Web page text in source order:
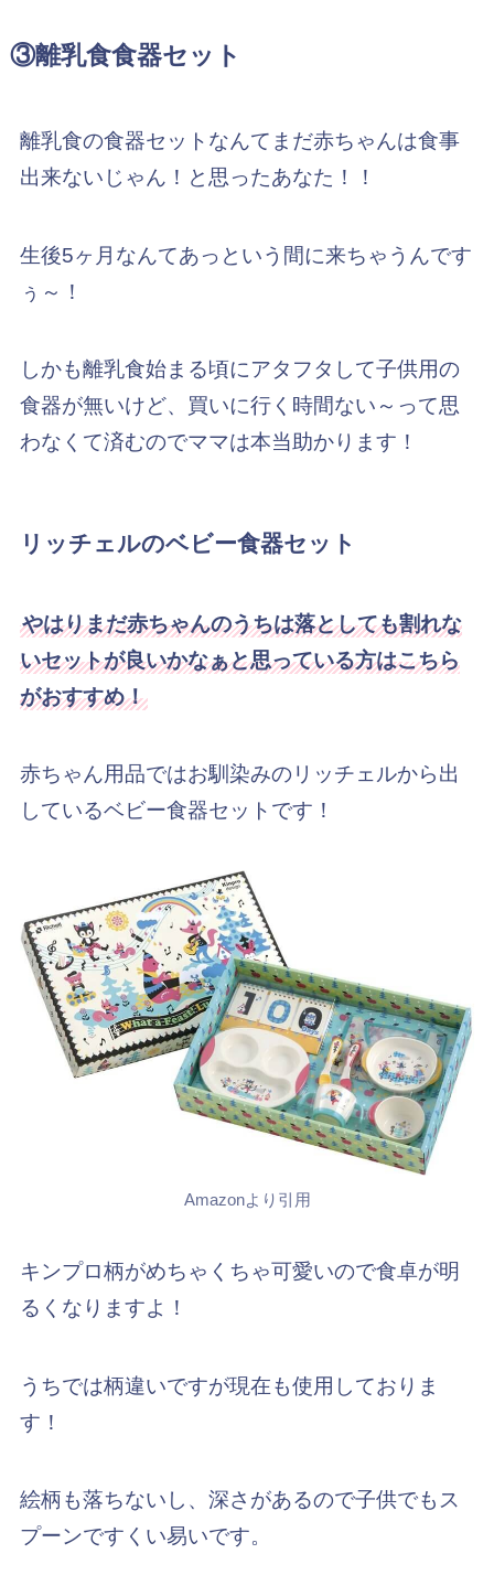
③離乳食食器セット
離乳食の食器セットなんてまだ赤ちゃんは食事
出来ないじゃん！と思ったあなた！！
生後5ヶ月なんてあっという間に来ちゃうんです
ぅ～！
しかも離乳食始まる頃にアタフタして子供用の
食器が無いけど、買いに行く時間ない～って思
わなくて済むのでママは本当助かります！
リッチェルのベビー食器セット
やはりまだ赤ちゃんのうちは落としても割れな
いセットが良いかなぁと思っている方はこちら
がおすすめ！
赤ちゃん用品ではお馴染みのリッチェルから出
しているベビー食器セットです！
Amazonより引用
キンプロ柄がめちゃくちゃ可愛いので食卓が明
るくなりますよ！
うちでは柄違いですが現在も使用しておりま
す！
絵柄も落ちないし、深さがあるので子供でもス
プーンですくい易いです。